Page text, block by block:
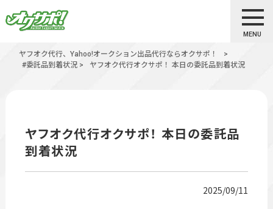
MENU
ヤフオク代行、Yahoo!オークション出品代行ならオクサポ！
>
#委託品到着状況 > ヤフオク代行オクサポ！ 本日の委託品到着状況
ヤフオク代行オクサポ！ 本日の委託品
到着状況
2025/09/11